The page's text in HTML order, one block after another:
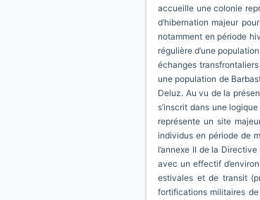
accueille une colonie
d’hibernation majeur
notamment en période
régulière d’une
échanges
une population de
Deluz. Au vu de la
s’inscrit dans une
représente un site
individus en période de
l’annexe II de la
avec un effectif
estivales et de transit
fortifications militaires